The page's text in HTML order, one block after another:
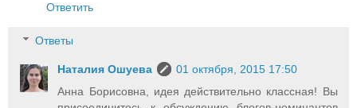
Ответить
Ответы
Наталия Ошуева
01 октября, 2015 17:50
Анна Борисовна, идея действительно классная! Вы